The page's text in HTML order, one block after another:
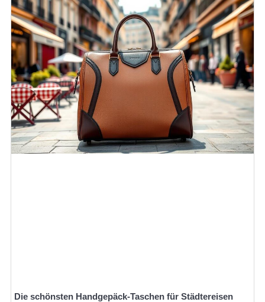
Die schönsten Handgepäck-Taschen für Städtereisen